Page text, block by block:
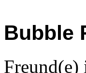
Bubble
Freund(e)